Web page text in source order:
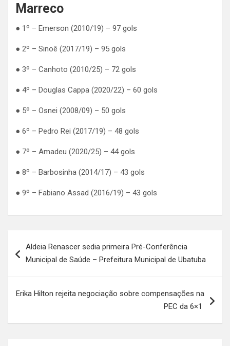
Marreco
● 1º – Emerson (2010/19) – 97 gols
● 2º – Sinoê (2017/19) – 95 gols
● 3º – Canhoto (2010/25) – 72 gols
● 4º – Douglas Cappa (2020/22) – 60 gols
● 5º – Osnei (2008/09) – 50 gols
● 6º – Pedro Rei (2017/19) – 48 gols
● 7º – Amadeu (2020/25) – 44 gols
● 8º – Barbosinha (2014/17) – 43 gols
● 9º – Fabiano Assad (2016/19) – 43 gols
de
Aldeia Renascer sedia primeira Pré-Conferência
Municipal de Saúde – Prefeitura Municipal de Ubatuba
Erika Hilton rejeita negociação sobre compensações na
PEC da 6×1